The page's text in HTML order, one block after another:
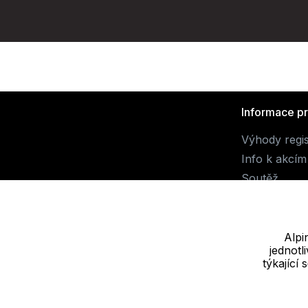
Informace
Výhody
Info k akcím
Soutěž
týkající